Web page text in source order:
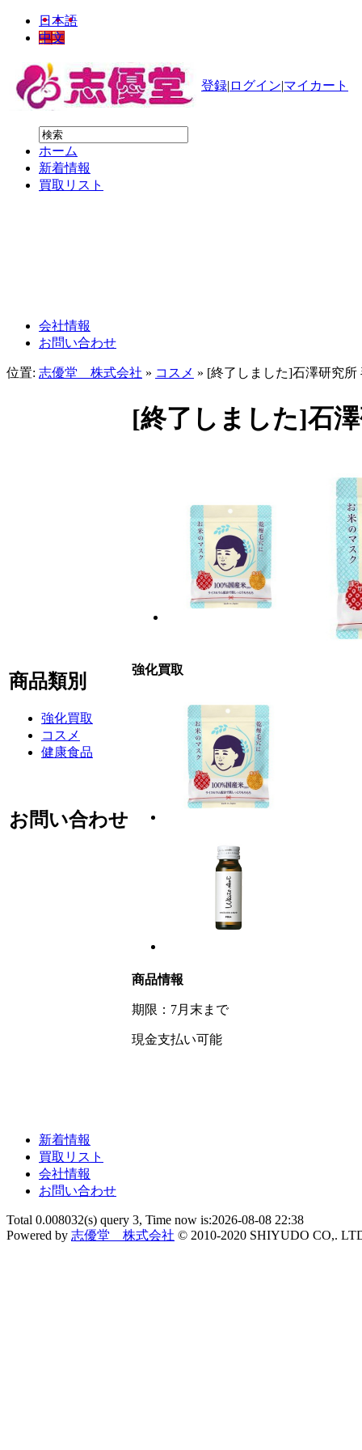
日本語
中文
登録| ログイン|マイカート
ホーム
新着情報
買取リスト
会社情報
お問い合わせ
位置: 志優堂 株式会社 » コスメ » [終了しました]石澤研究
商品類別
強化買取
コスメ
健康食品
お問い合わせ
[終了しました]石
強化買取
商品情報
期限：7月末まで
現金支払い可能
新着情報
買取リスト
会社情報
お問い合わせ
Total 0.008032(s) query 3, Time now is:2026-08-08 22:38
Powered by 志優堂 株式会社 © 2010-2020 SHIYUDO CO,.